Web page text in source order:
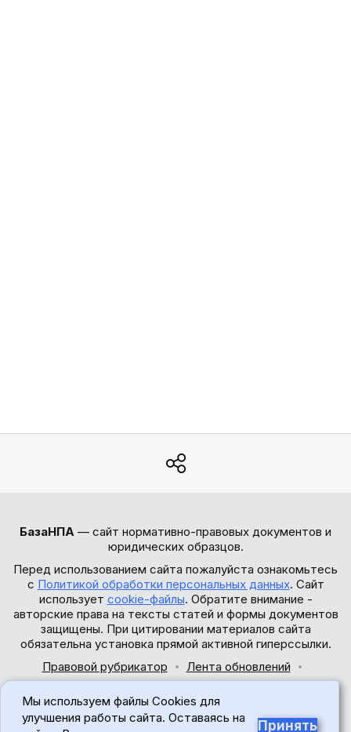
БазаНПА — сайт нормативно-правовых документов и
юридических образцов.
Перед использованием сайта пожалуйста ознакомьтесь
с Политикой обработки персональных данных. Сайт
использует cookie-файлы. Обратите внимание -
авторские права на тексты статей и формы документов
защищены. При цитировании материалов сайта
обязательна установка прямой активной гиперссылки.
Правовой рубрикатор
Лента обновлений
© 2017-2026
Мы используем файлы Cookies для
улучшения работы сайта. Оставаясь на
Принять